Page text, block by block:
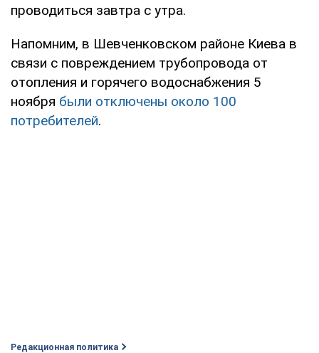
проводиться завтра с утра.
Напомним, в Шевченковском районе Киева в
связи с повреждением трубопровода от
отопления и горячего водоснабжения 5
ноября были отключены около 100
потребителей.
Редакционная политика